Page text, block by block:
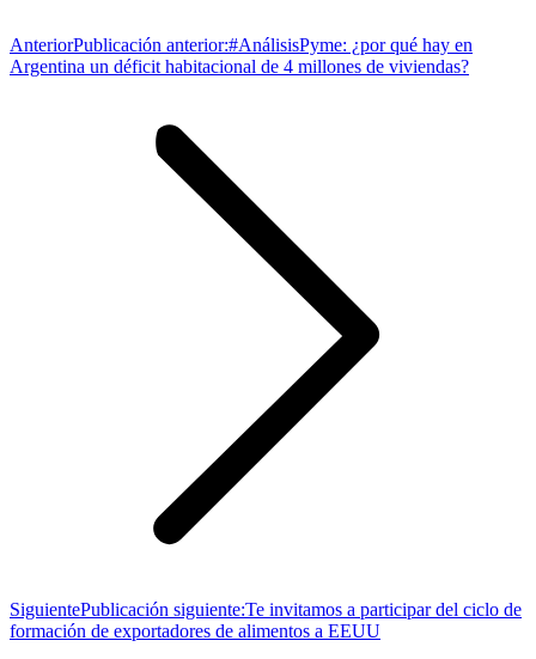
AnteriorPublicación anterior:#AnálisisPyme: ¿por qué hay en
Argentina un déficit habitacional de 4 millones de viviendas?
SiguientePublicación siguiente:Te invitamos a participar del ciclo de
formación de exportadores de alimentos a EEUU